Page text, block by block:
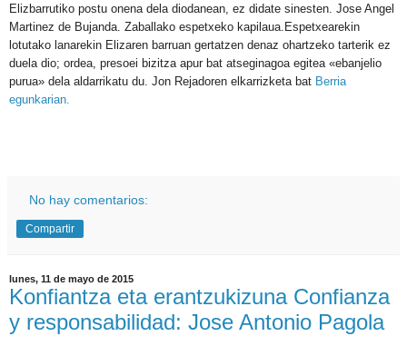
Elizbarrutiko postu onena dela diodanean, ez didate sinesten. Jose Angel
Martinez de Bujanda. Zaballako espetxeko kapilaua.Espetxearekin
lotutako lanarekin Elizaren barruan gertatzen denaz ohartzeko tarterik ez
duela dio; ordea, presoei bizitza apur bat atseginagoa egitea «ebanjelio
purua» dela aldarrikatu du. Jon Rejadoren elkarrizketa bat Berria
egunkarian.
No hay comentarios:
Compartir
lunes, 11 de mayo de 2015
Konfiantza eta erantzukizuna Confianza
y responsabilidad: Jose Antonio Pagola